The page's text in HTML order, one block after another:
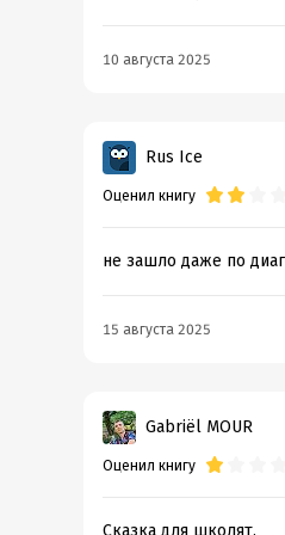
10 августа 2025
Rus Ice
Оценил книгу
не зашло даже по
15 августа 2025
Gabriël MOUR
Оценил книгу
Сказка для школят.